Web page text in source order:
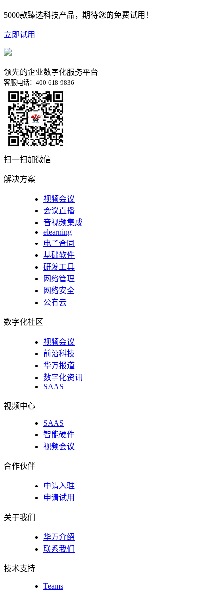
5000款臻选科技产品，期待您的免费试用！
立即试用
领先的企业数字化服务平台
客服电话：400-618-9836
扫一扫加微信
解决方案
视频会议
会议直播
音视频集成
elearning
电子合同
基础软件
研发工具
网络管理
网络安全
公有云
数字化社区
视频会议
前沿科技
华万报道
数字化资讯
SAAS
视频中心
SAAS
智能硬件
视频会议
合作伙伴
申请入驻
申请试用
关于我们
华万介绍
联系我们
技术支持
Teams